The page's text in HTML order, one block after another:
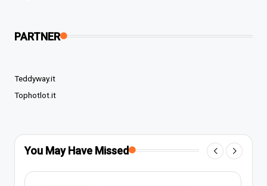
PARTNER
Teddyway.it
Tophotlot.it
You May Have Missed